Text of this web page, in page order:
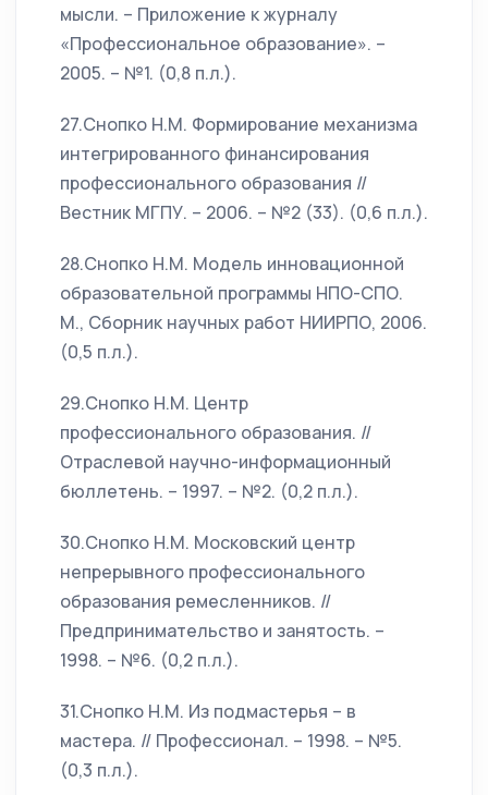
мысли. – Приложение к журналу
«Профессиональное образование». –
2005. – №1. (0,8 п.л.).
27.Снопко Н.М. Формирование механизма
интегрированного финансирования
профессионального образования //
Вестник МГПУ. – 2006. – №2 (33). (0,6 п.л.).
28.Снопко Н.М. Модель инновационной
образовательной программы НПО-СПО.
М., Сборник научных работ НИИРПО, 2006.
(0,5 п.л.).
29.Снопко Н.М. Центр
профессионального образования. //
Отраслевой научно-информационный
бюллетень. – 1997. – №2. (0,2 п.л.).
30.Снопко Н.М. Московский центр
непрерывного профессионального
образования ремесленников. //
Предпринимательство и занятость. –
1998. – №6. (0,2 п.л.).
31.Снопко Н.М. Из подмастерья – в
мастера. // Профессионал. – 1998. – №5.
(0,3 п.л.).